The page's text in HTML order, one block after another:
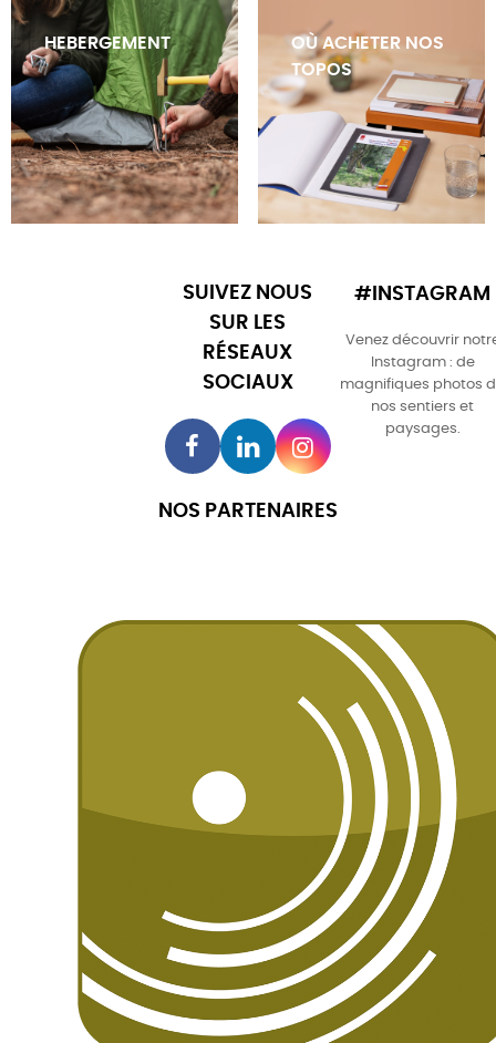
HEBERGEMENT
OÙ ACHETER NOS
TOPOS
SUIVEZ NOUS
SUR LES
RÉSEAUX
SOCIAUX
#INSTAGRAM
Venez découvrir
Instagram : de
magnifiques photos
nos sentiers et
paysages.
NOS PARTENAIRES